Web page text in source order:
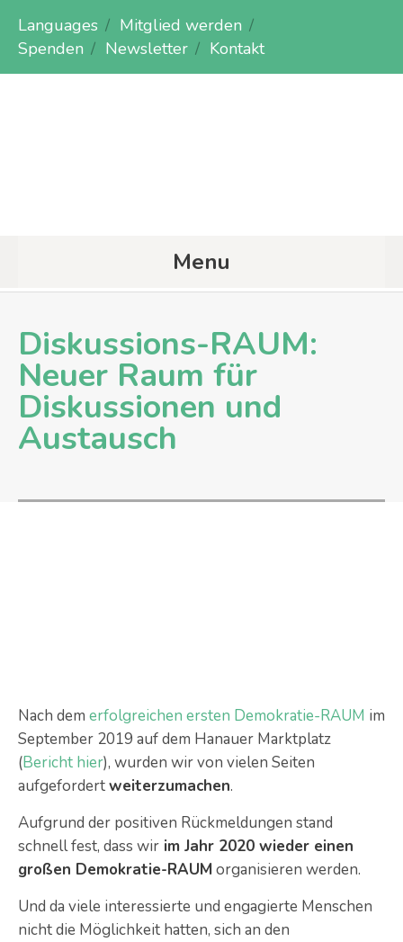
Languages
Mitglied werden
Spenden
Newsletter Kontakt
Menu
Diskussions-RAUM:
Neuer Raum für
Diskussionen und
Austausch
Nach dem erfolgreichen ersten Demokratie-RAUM im
September 2019 auf dem Hanauer Marktplatz
(Bericht hier), wurden wir von vielen Seiten
aufgefordertweiterzumachen.
Aufgrund der positiven Rückmeldungen stand
schnell fest, dass wir im Jahr 2020 wieder einen
großen Demokratie-RAUMorganisieren werden.
Und da viele interessierte und engagierte Menschen
nicht die Möglichkeit hatten, sich an den